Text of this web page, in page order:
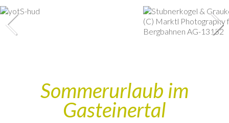
Sommerurlaub im
Gasteinertal